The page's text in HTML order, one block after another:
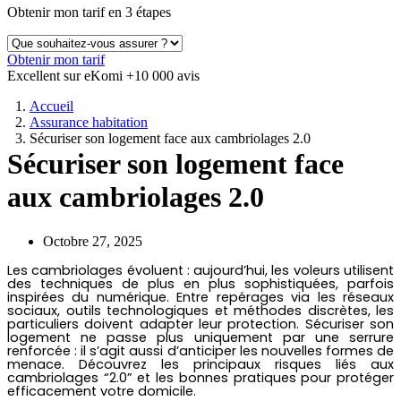
Obtenir mon tarif en 3 étapes
Obtenir mon tarif
Excellent sur eKomi +10 000 avis
Accueil
Assurance habitation
Sécuriser son logement face aux cambriolages 2.0
Sécuriser son logement face
aux cambriolages 2.0
Octobre 27, 2025
Les cambriolages évoluent : aujourd’hui, les voleurs utilisent
des techniques de plus en plus sophistiquées, parfois
inspirées du numérique. Entre repérages via les réseaux
sociaux, outils technologiques et méthodes discrètes, les
particuliers doivent adapter leur protection. Sécuriser son
logement ne passe plus uniquement par une serrure
renforcée : il s’agit aussi d’anticiper les nouvelles formes de
menace. Découvrez les principaux risques liés aux
cambriolages “2.0” et les bonnes pratiques pour protéger
efficacement votre domicile.